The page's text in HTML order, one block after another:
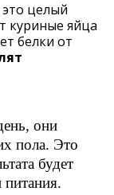
это целый
куриные яйца
белки от
они
пола. Это
будет
питания.